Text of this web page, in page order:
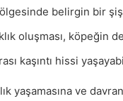
bölgesinde belirgin
oluşması,
kaşıntı hissi
yaşamasına ve